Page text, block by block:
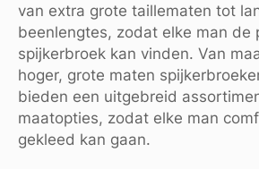
van extra grote taillematen tot
beenlengtes, zodat elke man de
spijkerbroek kan vinden. Van
hoger, grote maten
bieden een uitgebreid
maatopties, zodat elke man
gekleed kan gaan.